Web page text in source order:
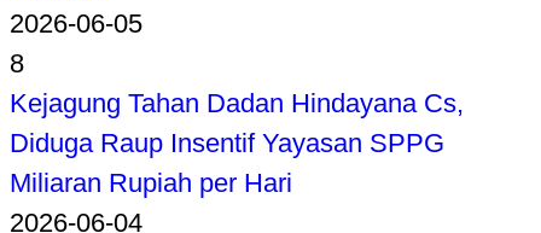
2026-06-05
8
Kejagung Tahan Dadan Hindayana Cs,
Diduga Raup Insentif Yayasan SPPG
Miliaran Rupiah per Hari
2026-06-04